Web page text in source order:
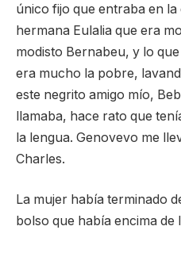
único fijo que entraba en
hermana Eulalia que era
modisto Bernabeu, y lo
era mucho la pobre,
este negrito amigo mío,
llamaba, hace rato que
la lengua. Genovevo me
Charles.
La mujer había terminado
bolso que había encima de